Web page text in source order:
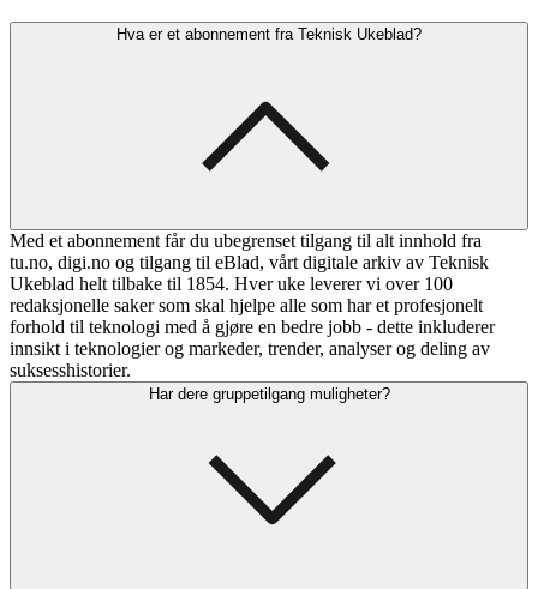
Hva er et abonnement fra Teknisk Ukeblad?
Med et abonnement får du ubegrenset tilgang til alt innhold fra
tu.no, digi.no og tilgang til eBlad, vårt digitale arkiv av Teknisk
Ukeblad helt tilbake til 1854. Hver uke leverer vi over 100
redaksjonelle saker som skal hjelpe alle som har et profesjonelt
forhold til teknologi med å gjøre en bedre jobb - dette inkluderer
innsikt i teknologier og markeder, trender, analyser og deling av
suksesshistorier.
Har dere gruppetilgang muligheter?